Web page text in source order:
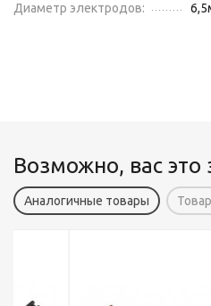
Диаметр электродов: 6,5
Возможно, вас это
Аналогичные товары